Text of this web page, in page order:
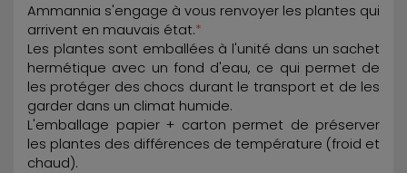
Ammannia s'engage à vous renvoyer les plantes qui
arrivent en mauvais état.*
Les plantes sont emballées à l'unité dans un sachet
hermétique avec un fond d'eau, ce qui permet de
les protéger des chocs durant le transport et de les
garder dans un climat humide.
L'emballage papier + carton permet de préserver
les plantes des différences de température (froid et
chaud).